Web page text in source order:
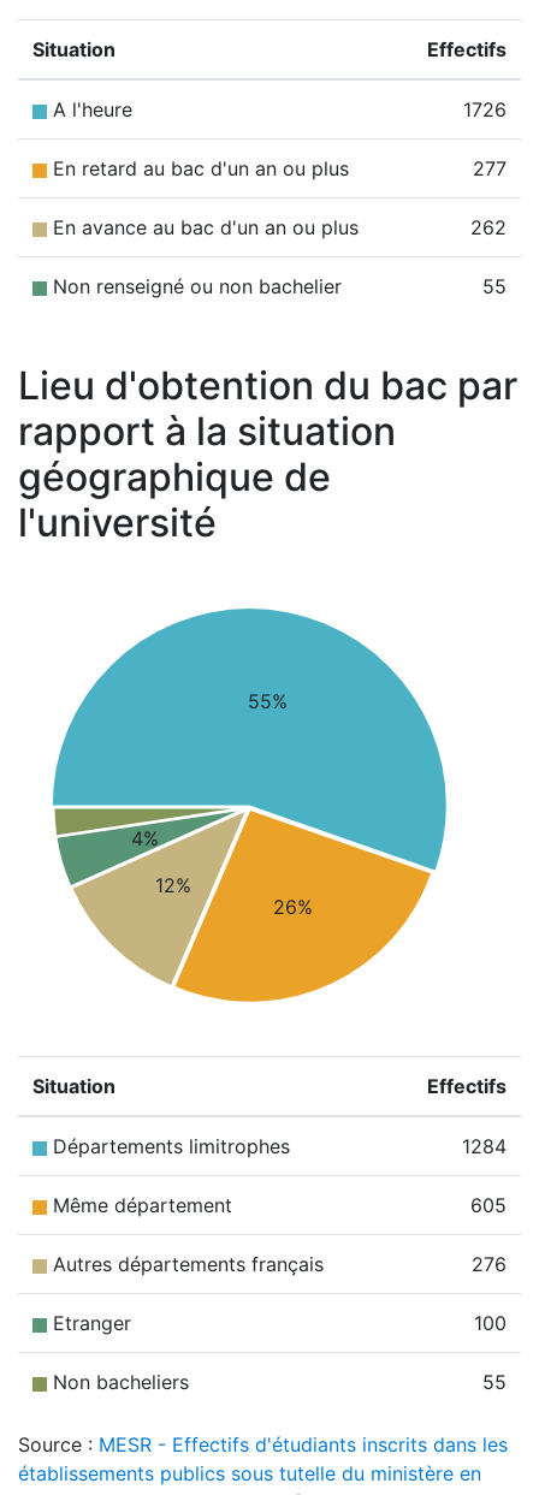
Situation Effectifs
A l'heure 1726
En retard au bac d'un an ou plus 277
En avance au bac d'un an ou plus 262
Non renseigné ou non bachelier 55
Lieu d'obtention du bac par
rapport à la situation
géographique de
l'université
55%
26%
12%
4%
Situation Effectifs
Départements limitrophes 1284
Même département 605
Autres départements français 276
Etranger 100
Non bacheliers 55
Source : MESR - Effectifs d'étudiants inscrits dans les
établissements publics sous tutelle du ministère en